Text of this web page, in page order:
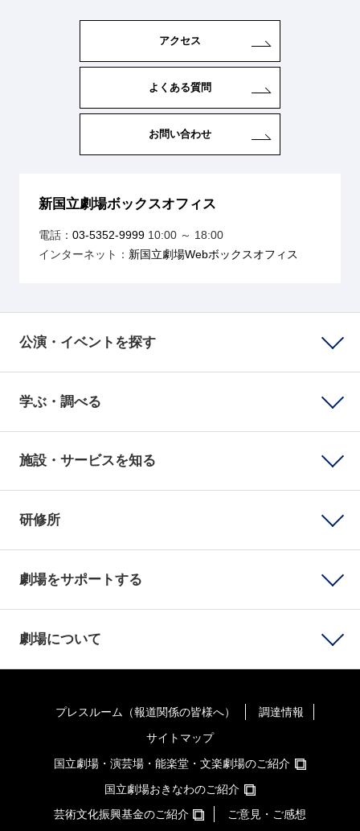
アクセス
よくある質問
お問い合わせ
新国立劇場ボックスオフィス
電話： 03-5352-999910:00 ～ 18:00
インターネット： 新国立劇場Webボックスオフィス
公演・イベントを探す
学ぶ・調べる
施設・サービスを知る
研修所
劇場をサポートする
劇場について
プレスルーム（報道関係の皆様へ）
調達情報
サイトマップ
国立劇場・演芸場・能楽堂・文楽劇場のご紹介
国立劇場おきなわのご紹介
芸術文化振興基金のご紹介
ご意見・ご感想